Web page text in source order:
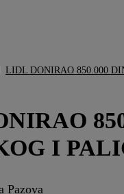
LIDL DONIRAO 850.000
I
Pazova